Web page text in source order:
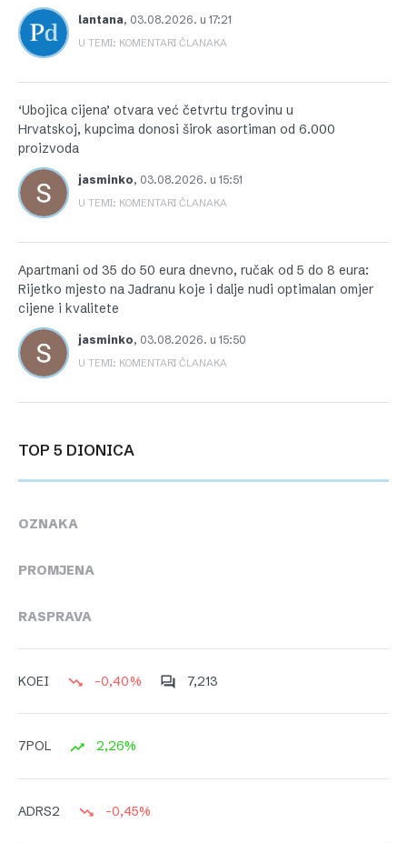
lantana, 03.08.2026. u 17:21
U TEMI: KOMENTARI ČLANAKA
‘Ubojica cijena’ otvara već četvrtu trgovinu u
Hrvatskoj, kupcima donosi širok asortiman od 6.000
proizvoda
jasminko, 03.08.2026. u 15:51
U TEMI: KOMENTARI ČLANAKA
Apartmani od 35 do 50 eura dnevno, ručak od 5 do 8 eura:
Rijetko mjesto na Jadranu koje i dalje nudi optimalan omjer
cijene i kvalitete
jasminko, 03.08.2026. u 15:50
U TEMI: KOMENTARI ČLANAKA
TOP 5 DIONICA
OZNAKA
PROMJENA
RASPRAVA
KOEI -0,40% 7,213
7POL 2,26%
ADRS2 -0,45%